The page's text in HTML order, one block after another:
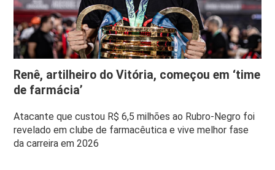
Renê, artilheiro do Vitória, começou em ‘time
de farmácia’
Atacante que custou R$ 6,5 milhões ao Rubro-Negro foi
revelado em clube de farmacêutica e vive melhor fase
da carreira em 2026